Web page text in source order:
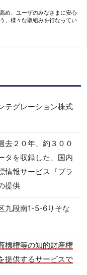
め、ユーザのみなさまに安心
、様々な取組みを行なってい
テグレーション株式
去２０年、約３００
タを収録した、国内
情報サービス『ブラ
提供
九段南1-5-6りそな
標権等の知的財産権
提供するサービスで